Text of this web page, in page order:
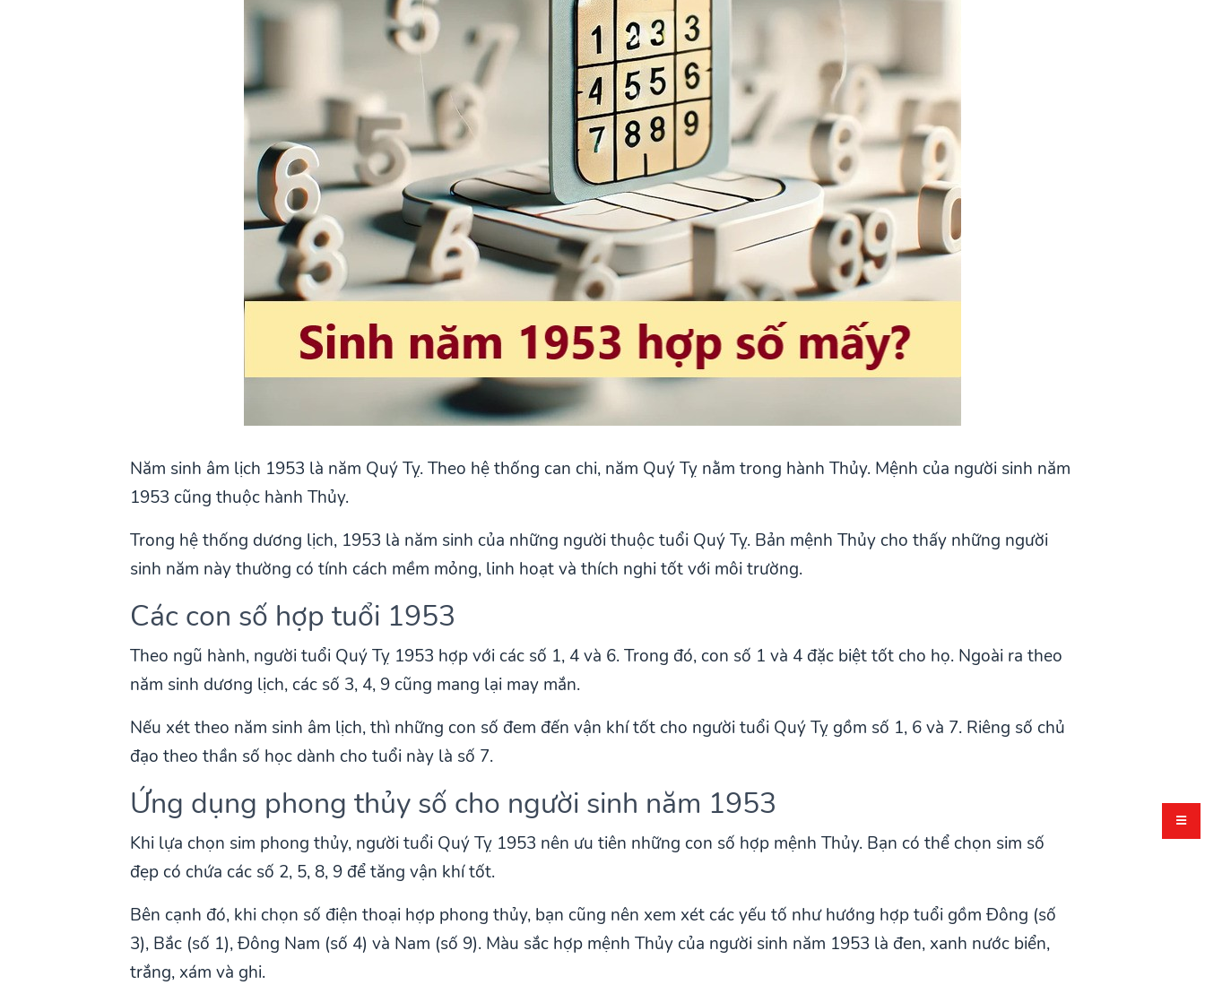
Năm sinh âm lịch 1953 là năm Quý Tỵ. Theo hệ thống can chi, năm Quý Tỵ nằm trong hành Thủy. Mệnh của người sinh năm
1953 cũng thuộc hành Thủy.
Trong hệ thống dương lịch, 1953 là năm sinh của những người thuộc tuổi Quý Tỵ. Bản mệnh Thủy cho thấy những người
sinh năm này thường có tính cách mềm mỏng, linh hoạt và thích nghi tốt với môi trường.
Các con số hợp tuổi 1953
Theo ngũ hành, người tuổi Quý Tỵ 1953 hợp với các số 1, 4 và 6. Trong đó, con số 1 và 4 đặc biệt tốt cho họ. Ngoài ra theo
năm sinh dương lịch, các số 3, 4, 9 cũng mang lại may mắn.
Nếu xét theo năm sinh âm lịch, thì những con số đem đến vận khí tốt cho người tuổi Quý Tỵ gồm số 1, 6 và 7. Riêng số chủ
đạo theo thần số học dành cho tuổi này là số 7.
Ứng dụng phong thủy số cho người sinh năm 1953
Khi lựa chọn sim phong thủy, người tuổi Quý Tỵ 1953 nên ưu tiên những con số hợp mệnh Thủy. Bạn có thể chọn sim số
đẹp có chứa các số 2, 5, 8, 9 để tăng vận khí tốt.
Bên cạnh đó, khi chọn số điện thoại hợp phong thủy, bạn cũng nên xem xét các yếu tố như hướng hợp tuổi gồm Đông (số
3), Bắc (số 1), Đông Nam (số 4) và Nam (số 9). Màu sắc hợp mệnh Thủy của người sinh năm 1953 là đen, xanh nước biển,
trắng, xám và ghi.